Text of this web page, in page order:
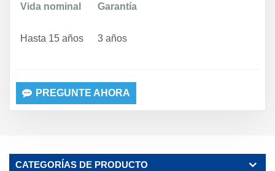
Vida nominal Garantía
Hasta 15 años 3 años
PREGUNTE AHORA
CATEGORÍAS DE PRODUCTO